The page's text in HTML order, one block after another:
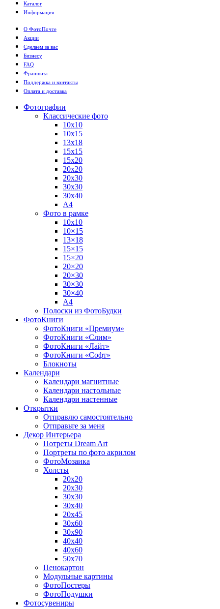
Каталог
Информация
О ФотоПочте
Акции
Сделаем за вас
Бизнесу
FAQ
Франшиза
Поддержка и контакты
Оплата и доставка
Фотографии
Классические фото
10х10
10х15
13х18
15х15
15х20
20х20
20х30
30х30
30х40
А4
Фото в рамке
10х10
10×15
13×18
15×15
15×20
20×20
20×30
30×30
30×40
A4
Полоски из ФотоБудки
ФотоКниги
ФотоКниги «Премиум»
ФотоКниги «Слим»
ФотоКниги «Лайт»
ФотоКниги «Софт»
Блокноты
Календари
Календари магнитные
Календари настольные
Календари настенные
Открытки
Отправлю самостоятельно
Отправьте за меня
Декор Интерьера
Потреты Dream Art
Портреты по фото акрилом
ФотоМозаика
Холсты
20х20
20х30
30х30
30х40
20х45
30х60
30х90
40х40
40х60
50х70
Пенокартон
Модульные картины
ФотоПостеры
ФотоПодушки
Фотоcувениры